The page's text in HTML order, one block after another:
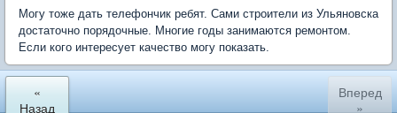
Могу тоже дать телефончик ребят. Сами строители из Ульяновска
достаточно порядочные. Многие годы занимаются ремонтом.
Если кого интересует качество могу показать.
«
Назад
Вперед
»